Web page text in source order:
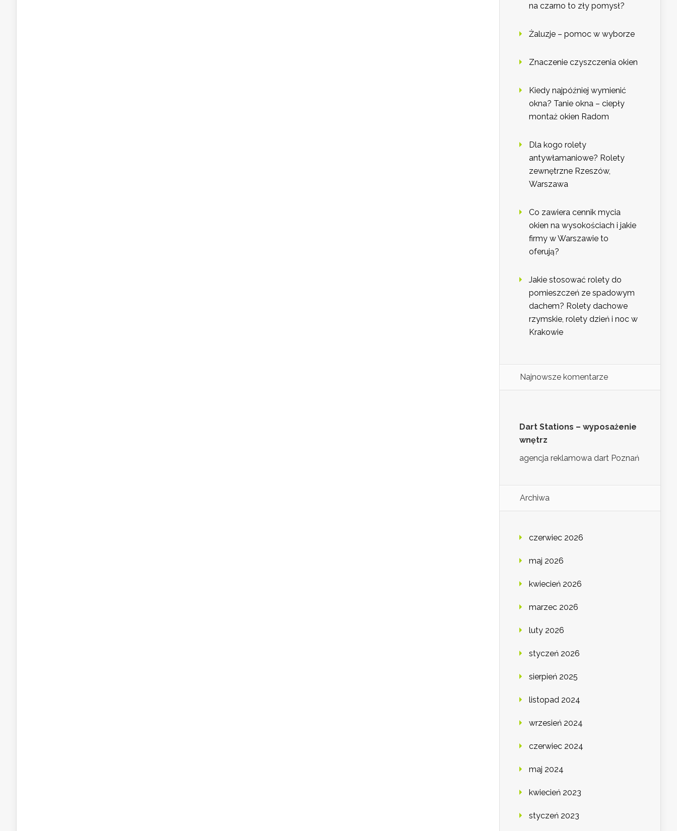
na czarno to zły pomysł?
Żaluzje – pomoc w wyborze
Znaczenie czyszczenia okien
Kiedy najpóźniej wymienić
okna? Tanie okna – ciepły
montaż okien Radom
Dla kogo rolety
antywłamaniowe? Rolety
zewnętrzne Rzeszów,
Warszawa
Co zawiera cennik mycia
okien na wysokościach i jakie
firmy w Warszawie to
oferują?
Jakie stosować rolety do
pomieszczeń ze spadowym
dachem? Rolety dachowe
rzymskie, rolety dzień i noc w
Krakowie
Najnowsze komentarze
Dart Stations – wyposażenie
wnętrz
agencja reklamowa dart Poznań
Archiwa
czerwiec 2026
maj 2026
kwiecień 2026
marzec 2026
luty 2026
styczeń 2026
sierpień 2025
listopad 2024
wrzesień 2024
czerwiec 2024
maj 2024
kwiecień 2023
styczeń 2023